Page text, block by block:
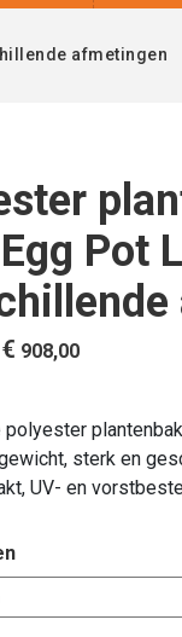
afmetingen
Pot
€ 908,00Prijsklasse:
€ 908,00
polyester
sterk en
UV- en